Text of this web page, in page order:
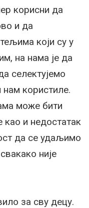
корисни да
и да
који су у
на нама је да
селектујемо
користиле.
може бити
као и недостатак
да се удаљимо
није
за сву децу.